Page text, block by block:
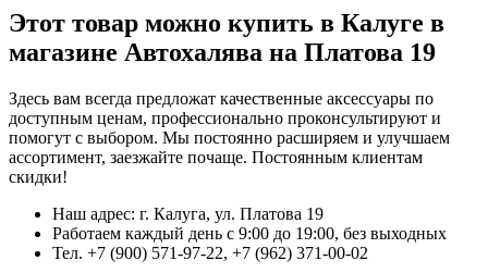
Этот товар можно купить в Калуге в
магазине Автохалява на Платова 19
Здесь вам всегда предложат качественные аксессуары по
доступным ценам, профессионально проконсультируют и
помогут с выбором. Мы постоянно расширяем и улучшаем
ассортимент, заезжайте почаще. Постоянным клиентам
скидки!
Наш адрес: г. Калуга, ул. Платова 19
Работаем каждый день с 9:00 до 19:00, без выходных
Тел. +7 (900) 571-97-22, +7 (962) 371-00-02